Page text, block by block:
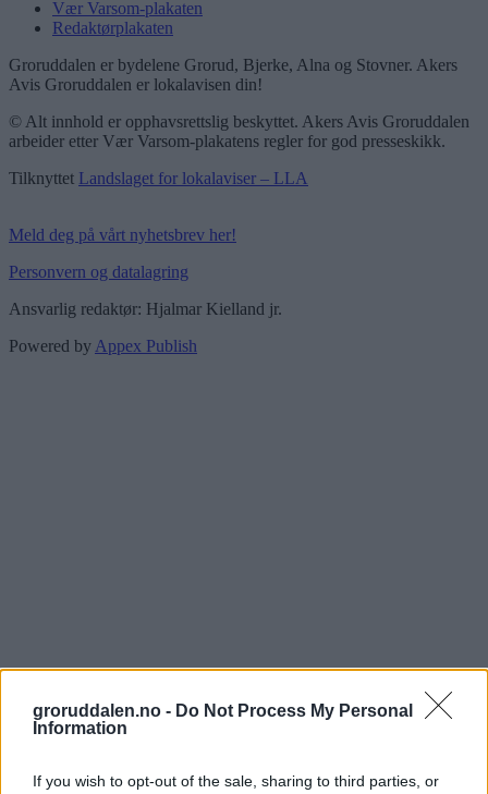
groruddalen.no - Do Not Process My Personal
Information
If you wish to opt-out of the sale, sharing to third parties, or
Vær Varsom-plakaten
Redaktørplakaten
Groruddalen er bydelene Grorud, Bjerke, Alna og Stovner. Akers
Avis Groruddalen er lokalavisen din!
© Alt innhold er opphavsrettslig beskyttet. Akers Avis Groruddalen
arbeider etter Vær Varsom-plakatens regler for god presseskikk.
Tilknyttet Landslaget for lokalaviser – LLA
Meld deg på vårt nyhetsbrev her!
Personvern og datalagring
Ansvarlig redaktør: Hjalmar Kielland jr.
Powered by Appex Publish